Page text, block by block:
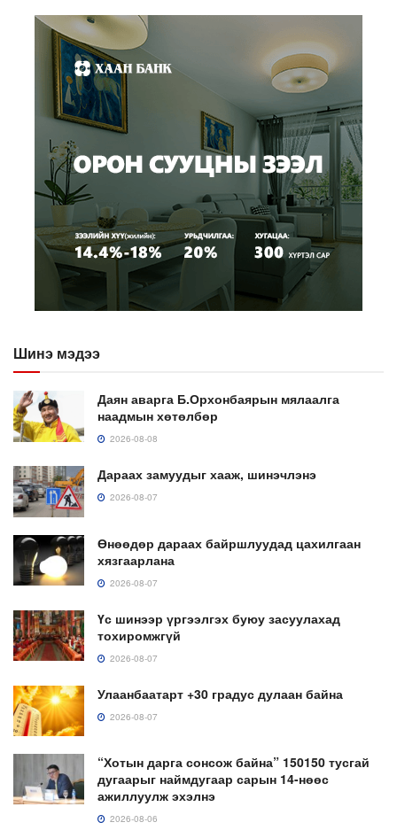
Шинэ мэдээ
Даян аварга Б.Орхонбаярын мялаалга
наадмын хөтөлбөр
2026-08-08
Дараах замуудыг хааж, шинэчлэнэ
2026-08-07
Өнөөдөр дараах байршлуудад цахилгаан
хязгаарлана
2026-08-07
Үс шинээр үргээлгэх буюу засуулахад
тохиромжгүй
2026-08-07
Улаанбаатарт +30 градус дулаан байна
2026-08-07
“Хотын дарга сонсож байна” 150150 тусгай
дугаарыг наймдугаар сарын 14-нөөс
ажиллуулж эхэлнэ
2026-08-06